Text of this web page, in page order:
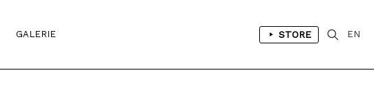
GALERIE STORE EN